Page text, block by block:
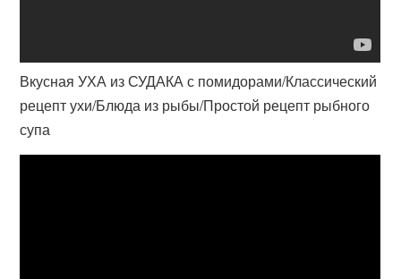
Вкусная УХА из СУДАКА с помидорами/Классический
рецепт ухи/Блюда из рыбы/Простой рецепт рыбного
супа